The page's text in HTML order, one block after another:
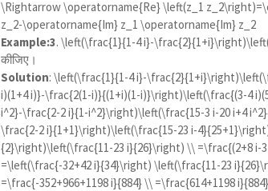
\Rightarrow \operatorname{Re} \left(z_1
z_2-\operatorname{Im} z_1 \operatorname{Im} z_2
Example:3.\left(\frac{1}{1-4 i}-
कीजिए।
Solution:\left(\frac{1}{1-4 i}-
i)(1+4 i)}-\frac{2(1-i)}{(1+i)(1-i)}\right)\left(\frac{(3-4
i^2}-\frac{2-2 i}{1-i^2}\right)\left(\frac{15-3 i-20 i+4
\frac{2-2 i}{1+1}\right)\left(\frac{15-23 i-
{2}\right)\left(\frac{11-23 i}{26}\right) \\ =\frac{(2+8 i-
=\left(\frac{-32+42 i}{34}\right) \left(\frac{11-23
=\frac{-352+966+1198 i}{884} \\ =\frac{614+1198